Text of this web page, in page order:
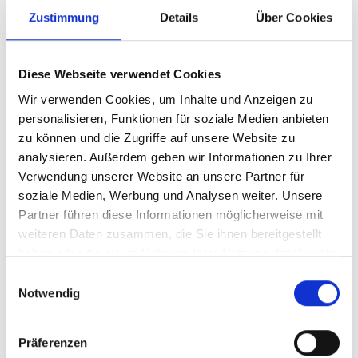
Zustimmung Details Über Cookies
Diese Webseite verwendet Cookies
Wir verwenden Cookies, um Inhalte und Anzeigen zu
personalisieren, Funktionen für soziale Medien anbieten
zu können und die Zugriffe auf unsere Website zu
analysieren. Außerdem geben wir Informationen zu Ihrer
Verwendung unserer Website an unsere Partner für
soziale Medien, Werbung und Analysen weiter. Unsere
Partner führen diese Informationen möglicherweise mit
weiteren Daten zusammen, die Sie ihnen bereitgestellt
haben oder die sie im Rahmen Ihrer Nutzung der Dienste
Notwendig
Präferenzen
Aufhorchen lässt Bonhoeffers Analyse der
Guten als Bosheit“ sei. Mit Tatsachen und
Argumenten sei ihr nicht beizukommen. Sie
sei nicht mit Mangel an Bildung
gleichzusetzen, kein intellektueller Defekt,
sondern das Ergebnis von Machtausübung
und -missbrauch, die dem Menschen seine
innere Selbstständigkeit rauben.